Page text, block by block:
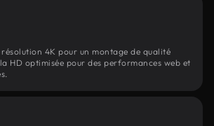
résolution 4K pour un montage de qualité
HD optimisée pour des performances web et